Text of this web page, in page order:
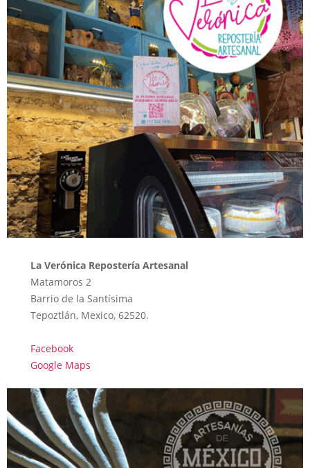
La Verónica Repostería Artesanal
Matamoros 2
Barrio de la Santísima
Tepoztlán, Mexico, 62520.
Facebook
Google Maps